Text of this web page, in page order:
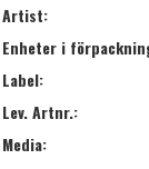
Artist:
Enheter i
Label:
Lev. Artnr.:
Media: